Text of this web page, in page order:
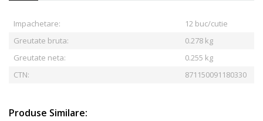
Impachetare:
12 buc/cutie
Greutate bruta:
0.278 kg
Greutate neta:
0.255 kg
CTN:
871150091180330
Produse Similare: